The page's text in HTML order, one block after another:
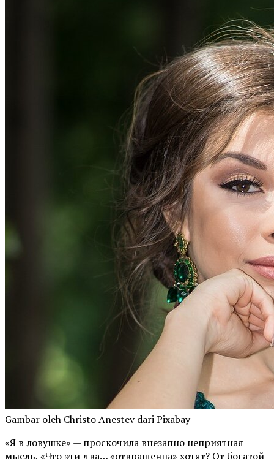
Gambar oleh Christo Anestev dari Pixabay
«Я в ловушке» — проскочила внезапно неприятная
мысль, «Что эти два… «отвращенца» хотят? От богатой